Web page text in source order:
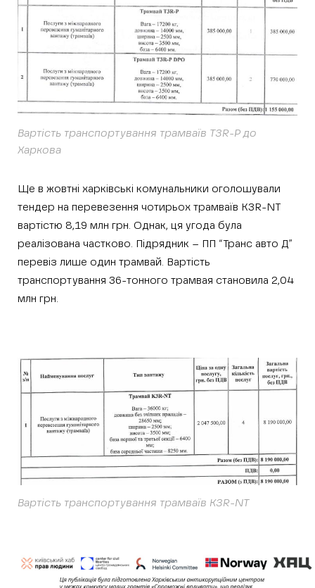
Вартість транспортування трамваїв T3R-P до
Харкова
Ще в жовтні харківські комунальники оголошували
тендер на перевезення чотирьох трамваїв K3R-NT
вартістю 8,19 млн грн. Однак, ця угода була
реалізована частково. Підрядник – ПП “Транс авто Д”
перевіз лише один трамвай. Вартість
транспортування 36-тонного трамвая становила 2,04
млн грн.
Вартість транспортування трамваїв K3R-NT